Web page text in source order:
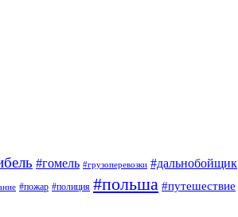
#гомель #грузоперевозки #дальнобойщик
#пожар #полиция #польша #путешествие